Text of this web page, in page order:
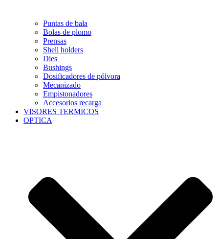
Puntas de bala
Bolas de plomo
Prensas
Shell holders
Dies
Bushings
Dosificadores de pólvora
Mecanizado
Empistonadores
Accesorios recarga
VISORES TERMICOS
OPTICA